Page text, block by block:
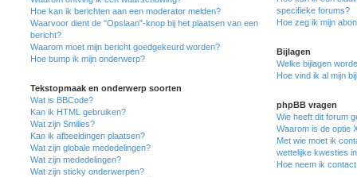
Hoe kan ik berichten aan een moderator melden?
Waarvoor dient de "Opslaan"-knop bij het plaatsen van een
bericht?
Waarom moet mijn bericht goedgekeurd worden?
Hoe bump ik mijn onderwerp?
Tekstopmaak en onderwerp soorten
Wat is BBCode?
Kan ik HTML gebruiken?
Wat zijn Smilies?
Kan ik afbeeldingen plaatsen?
Wat zijn globale mededelingen?
Wat zijn mededelingen?
Wat zijn sticky onderwerpen?
specifieke forums?
Hoe zeg ik mijn
Bijlagen
Welke bijlagen
Hoe vind ik al mijn
phpBB vragen
Wie heeft dit forum
Waarom is de optie
Met wie moet ik
wettelijke kwesties
Hoe neem ik